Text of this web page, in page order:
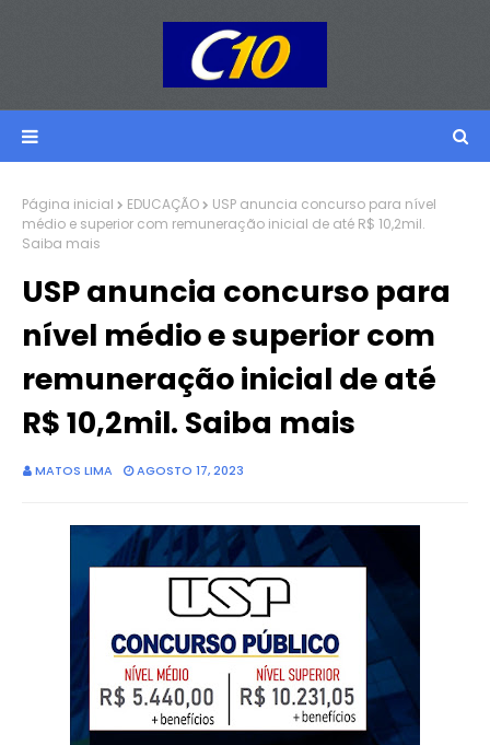
Página inicial EDUCAÇÃO
USP anuncia concurso para nível
médio e superior com remuneração inicial de até R$ 10,2mil.
Saiba mais
USP anuncia concurso para
nível médio e superior com
remuneração inicial de até
R$ 10,2mil. Saiba mais
MATOS LIMA AGOSTO 17, 2023